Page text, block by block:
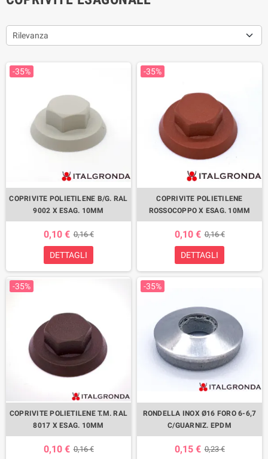
Rilevanza
-35%
COPRIVITE POLIETILENE B/G. RAL
9002 X ESAG. 10MM
0,10 € 0,16 €
DETTAGLI
-35%
COPRIVITE POLIETILENE
ROSSOCOPPO X ESAG. 10MM
0,10 € 0,16 €
DETTAGLI
-35%
COPRIVITE POLIETILENE T.M. RAL
8017 X ESAG. 10MM
0,10 € 0,16 €
-35%
RONDELLA INOX Ø16 FORO 6-6,7
C/GUARNIZ. EPDM
0,15 € 0,23 €